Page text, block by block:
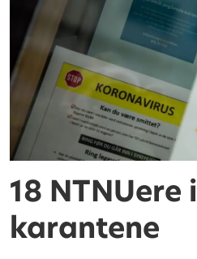
18 NTNUere i
karantene